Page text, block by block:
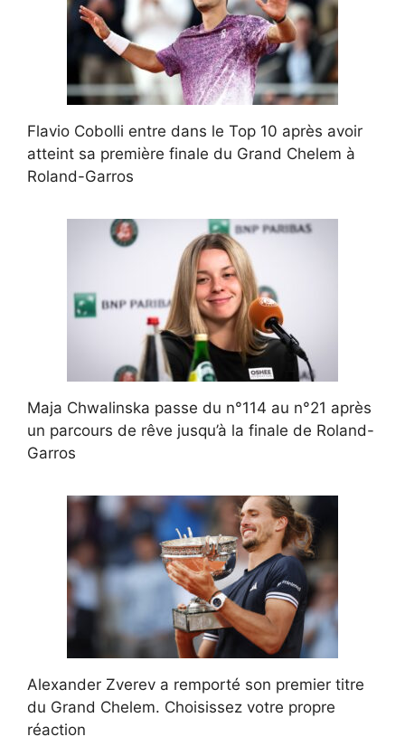
Flavio Cobolli entre dans le Top 10 après avoir
atteint sa première finale du Grand Chelem à
Roland-Garros
Maja Chwalinska passe du n°114 au n°21 après
un parcours de rêve jusqu’à la finale de Roland-
Garros
Alexander Zverev a remporté son premier titre
du Grand Chelem. Choisissez votre propre
réaction